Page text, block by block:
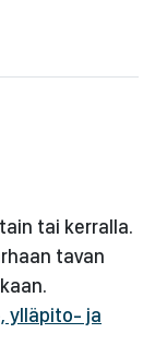
tai kerralla.
tavan
ylläpito- ja